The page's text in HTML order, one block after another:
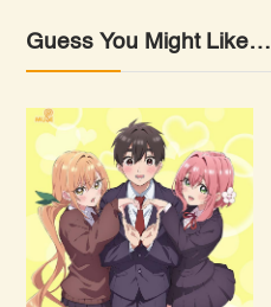
Guess You Might Like…